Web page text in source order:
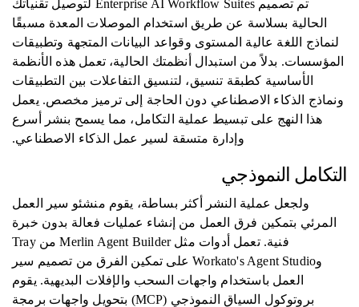
تم تصميم Enterprise AI Workflow Suites لتوصيل تقنياتك
الحالية بسلاسة عن طريق استخدام الموصلات المعدة مسبقًا
لنماذج اللغة عالية المستوى وقواعد البيانات المتجهة وتطبيقات
المؤسسات. بدلاً من استبدال أنظمتك الحالية، تعمل هذه الأنظمة
الأساسية كطبقة تنسيق، لتنسيق التفاعلات بين التطبيقات
ونماذج الذكاء الاصطناعي دون الحاجة إلى ترميز مخصص. يعمل
هذا النهج على تبسيط عملية التكامل، مما يسمح بنشر أسرع
وإدارة متسقة لسير عمل الذكاء الاصطناعي.
التكامل النموذجي
ولجعل عملية النشر أكثر بساطة، يقوم منشئو سير العمل
المرئي بتمكين فرق العمل من إنشاء عمليات فعالة بدون خبرة
فنية. تعمل أدوات مثل Merlin Agent Builder من Tray
وWorkato's Agent Studio على تمكين الفرق من تصميم سير
العمل باستخدام واجهات السحب والإفلات البديهية. يقوم
بروتوكول السياق النموذجي (MCP) بتحويل واجهات برمجة